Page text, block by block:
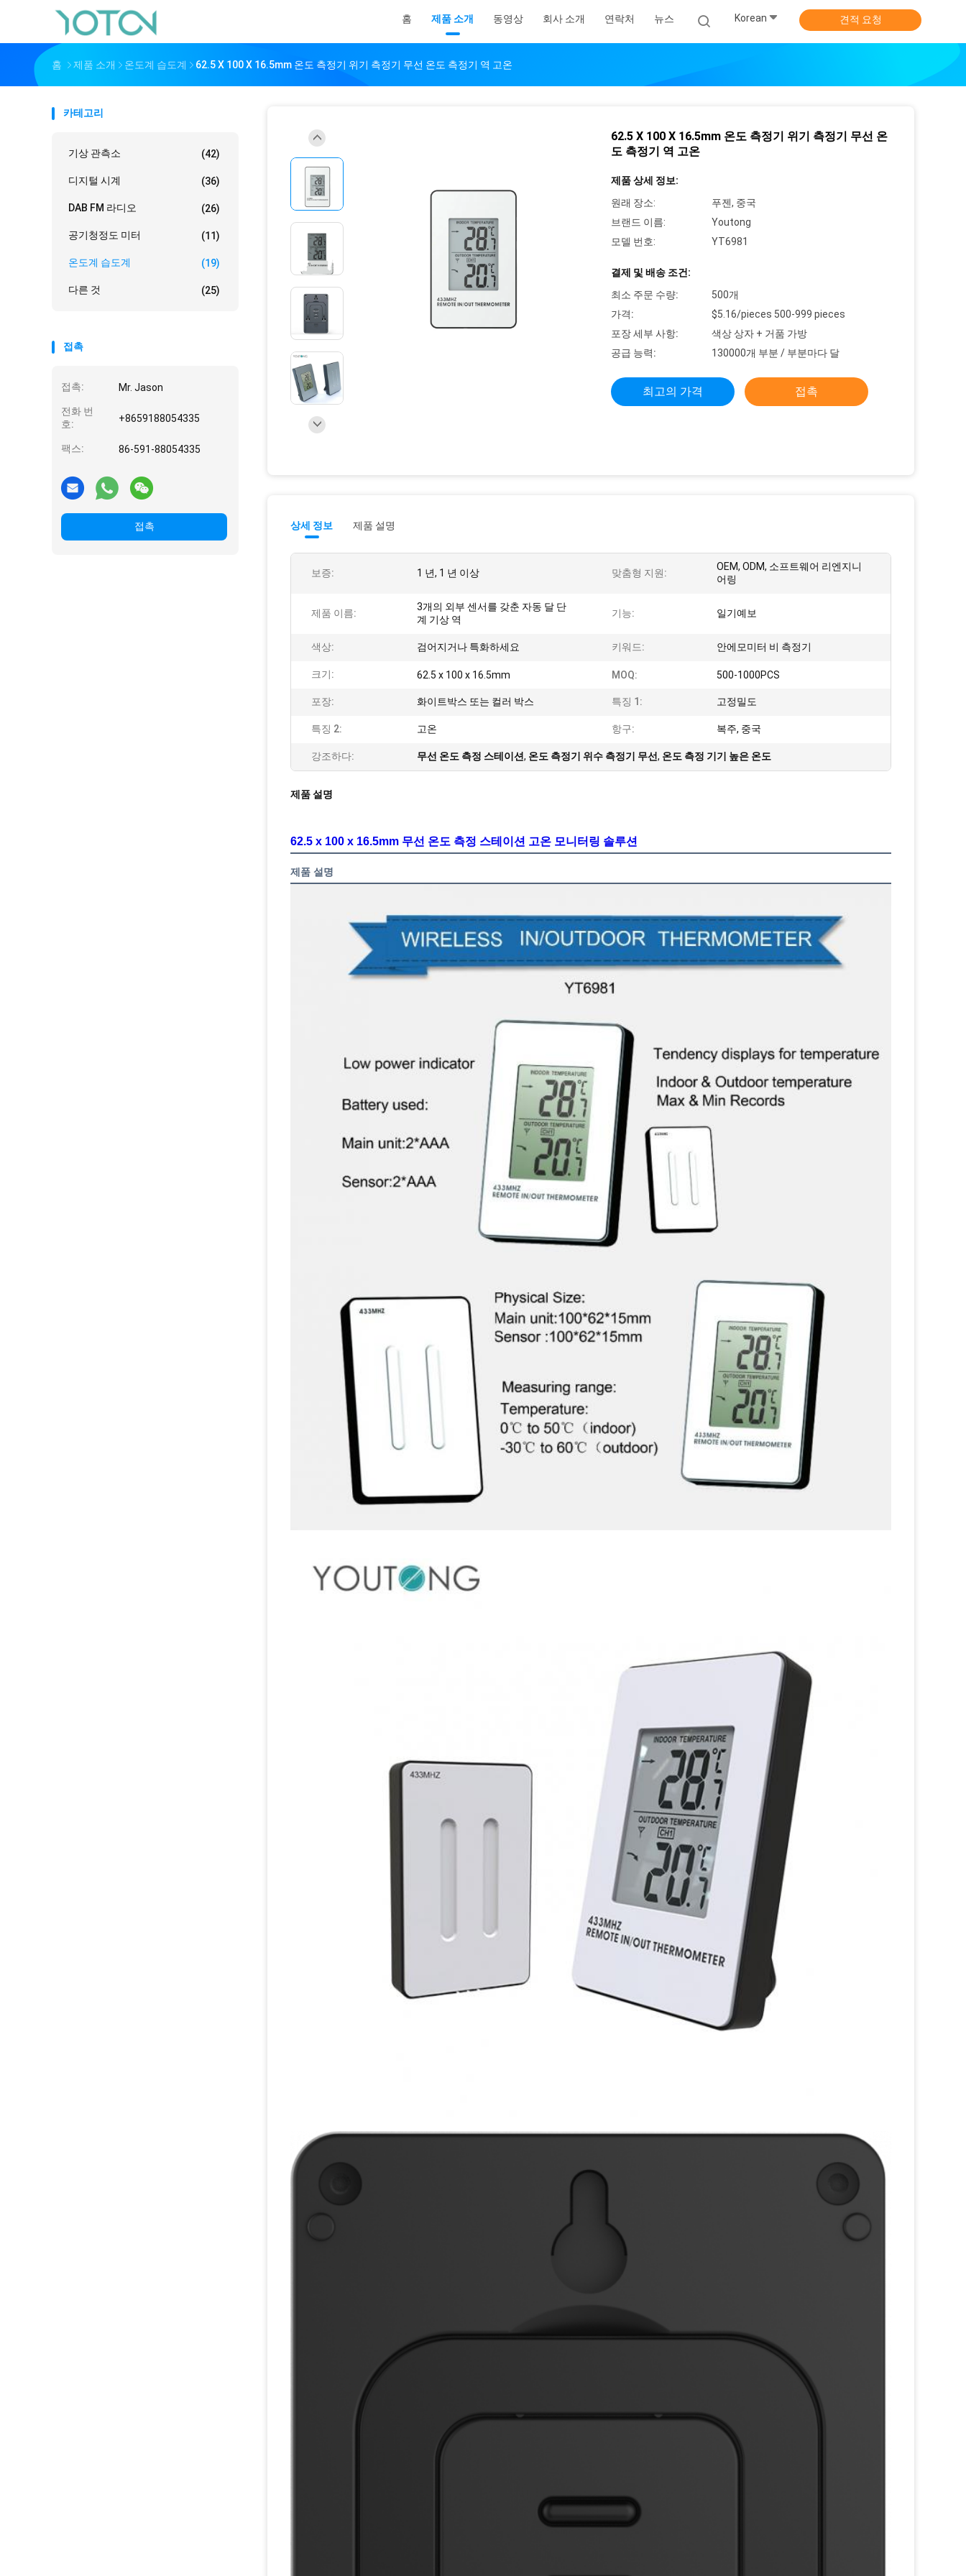
홈 제품 소개 동영상 회사 소개 연락처 뉴스 Korean 견적 요청
홈 제품 소개 온도계 습도계 62.5 X 100 X 16.5mm 온도 측정기 위기 측정기 무선 온도 측정기 역 고온
카테고리
기상 관측소 (42)
디지털 시계 (36)
DAB FM 라디오 (26)
공기청정도 미터 (11)
온도계 습도계 (19)
다른 것 (25)
접촉
접촉: Mr. Jason
전화 번
호:
+8659188054335
팩스: 86-591-88054335
접촉
62.5 X 100 X 16.5mm 온도 측정기 위기 측정기 무선 온
도 측정기 역 고온
제품 상세 정보:
원래 장소:
푸젠, 중국
브랜드 이름:
Youtong
모델 번호:
YT6981
결제 및 배송 조건:
최소 주문 수량:
500개
가격:
$5.16/pieces 500-999 pieces
포장 세부 사항:
색상 상자 + 거품 가방
공급 능력:
130000개 부분 / 부분마다 달
최고의 가격 접촉
상세 정보 제품 설명
보증: 1 년, 1 년 이상 맞춤형 지원:
OEM, ODM, 소프트웨어 리엔지니
어링
제품 이름:
3개의 외부 센서를 갖춘 자동 달 단
계 기상 역
기능: 일기예보
색상: 검어지거나 특화하세요 키워드: 안에모미터 비 측정기
크기: 62.5 x 100 x 16.5mm MOQ: 500-1000PCS
포장: 화이트박스 또는 컬러 박스 특징 1: 고정밀도
특징 2: 고온 항구: 복주, 중국
강조하다: 무선 온도 측정 스테이션, 온도 측정기 위수 측정기 무선, 온도 측정 기기 높은 온도
제품 설명
62.5 x 100 x 16.5mm 무선 온도 측정 스테이션 고온 모니터링 솔루션
제품 설명